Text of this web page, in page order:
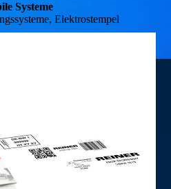
Systeme
Elektrostempel